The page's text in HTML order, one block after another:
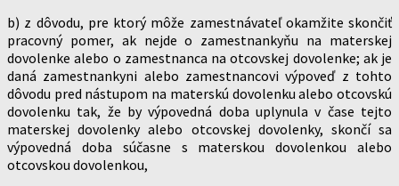
b) z dôvodu, pre ktorý môže zamestnávateľ okamžite skončiť
pracovný pomer, ak nejde o zamestnankyňu na materskej
dovolenke alebo o zamestnanca na otcovskej dovolenke; ak je
daná zamestnankyni alebo zamestnancovi výpoveď z tohto
dôvodu pred nástupom na materskú dovolenku alebo otcovskú
dovolenku tak, že by výpovedná doba uplynula v čase tejto
materskej dovolenky alebo otcovskej dovolenky, skončí sa
výpovedná doba súčasne s materskou dovolenkou alebo
otcovskou dovolenkou,